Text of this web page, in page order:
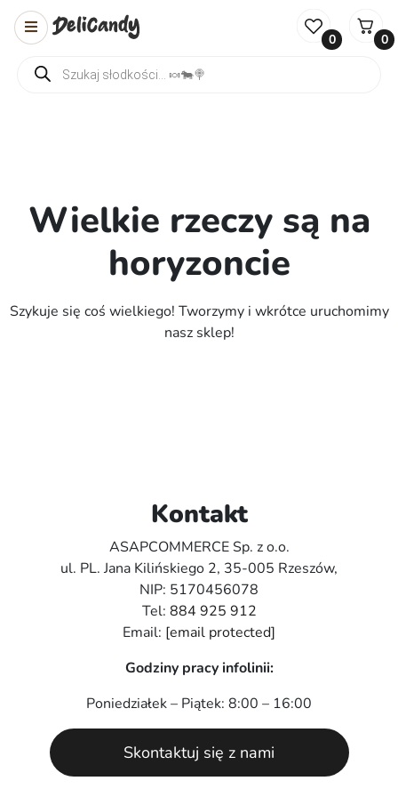
Wyszukiwarka produktów
0 0
Wielkie rzeczy są na
horyzoncie
Szykuje się coś wielkiego! Tworzymy i wkrótce uruchomimy
nasz sklep!
Kontakt
ASAPCOMMERCE Sp. z o.o.
ul. PL. Jana Kilińskiego 2, 35-005 Rzeszów,
NIP: 5170456078
Tel: 884 925 912
Email: [email protected]
Godziny pracy infolinii:
Poniedziałek – Piątek: 8:00 – 16:00
Skontaktuj się z nami